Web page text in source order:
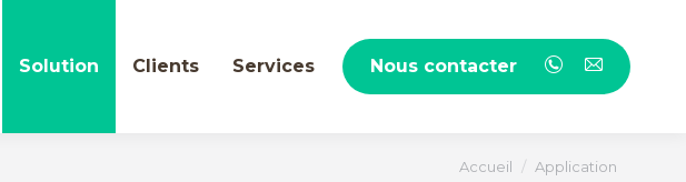
Solution Clients Services Nous contacter
Vous êtes ici :
Accueil Application